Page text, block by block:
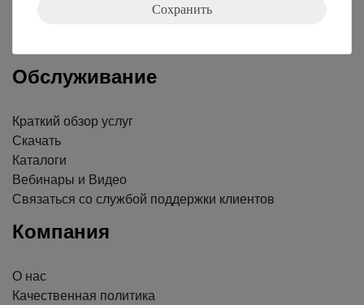
Условия сотрудничества
Обслуживание
Краткий обзор услуг
Скачать
Каталоги
Вебинары и Видео
Связаться со службой поддержки клиентов
Компания
О нас
Качественная политика
Сохранить